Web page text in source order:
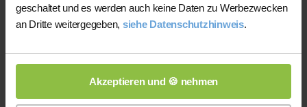
geschaltet und es werden auch keine Daten zu Werbezwecken
an Dritte weitergegeben, siehe Datenschutzhinweis.
Akzeptieren und 🍪 nehmen
für Online-Nachhilfe anzeigen
lassen.